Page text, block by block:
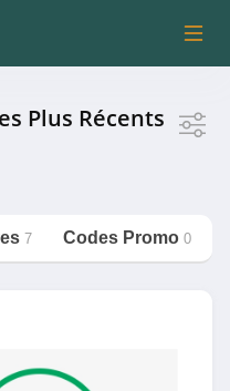
Plus Récents
7 Codes Promo 0